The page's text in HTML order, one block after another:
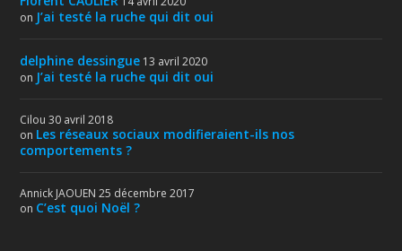
on J’ai testé la ruche qui dit oui
delphine dessingue 13 avril 2020
on J’ai testé la ruche qui dit oui
Cilou 30 avril 2018
on Les réseaux sociaux modifieraient-ils nos
comportements ?
Annick JAOUEN 25 décembre 2017
on C’est quoi Noël ?